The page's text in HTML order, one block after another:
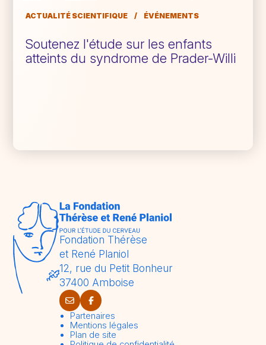
ACTUALITÉ SCIENTIFIQUE / ÉVÉNEMENTS
Soutenez l'étude sur les enfants
atteints du syndrome de Prader-Willi
Fondation Thérèse
et René Planiol
12, rue du Petit Bonheur
37400 Amboise
Partenaires
Mentions légales
Plan de site